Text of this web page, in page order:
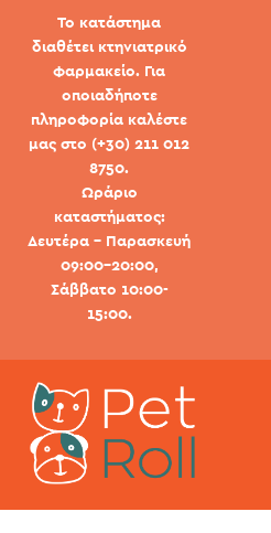
Το κατάστημα
διαθέτει κτηνιατρικό
φαρμακείο. Για
οποιαδήποτε
πληροφορία καλέστε
μας στο (+30) 211 012
8750.
Ωράριο
καταστήματος:
Δευτέρα - Παρασκευή
09:00-20:00,
Σάββατο 10:00-
15:00.